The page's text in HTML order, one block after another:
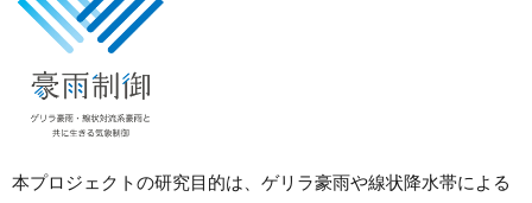
本プロジェクトの研究目的は、ゲリラ豪雨や線状降水帯による